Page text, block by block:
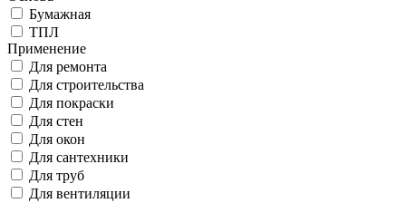
Бумажная
ТПЛ
Применение
Для ремонта
Для строительства
Для покраски
Для стен
Для окон
Для сантехники
Для труб
Для вентиляции